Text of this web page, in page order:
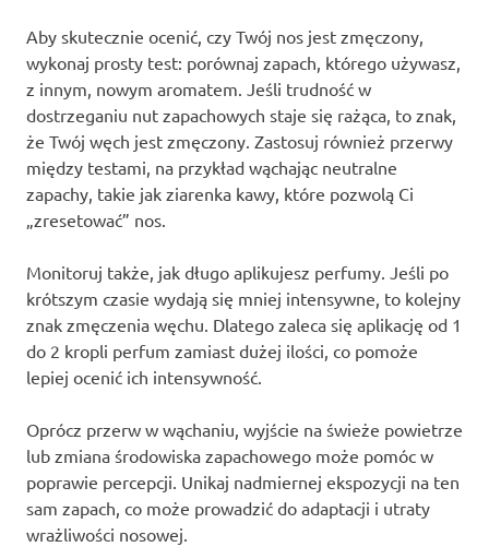
Aby skutecznie ocenić, czy Twój nos jest zmęczony,
wykonaj prosty test: porównaj zapach, którego używasz,
z innym, nowym aromatem. Jeśli trudność w
dostrzeganiu nut zapachowych staje się rażąca, to znak,
że Twój węch jest zmęczony. Zastosuj również przerwy
między testami, na przykład wąchając neutralne
zapachy, takie jak ziarenka kawy, które pozwolą Ci
„zresetować” nos.
Monitoruj także, jak długo aplikujesz perfumy. Jeśli po
krótszym czasie wydają się mniej intensywne, to kolejny
znak zmęczenia węchu. Dlatego zaleca się aplikację od 1
do 2 kropli perfum zamiast dużej ilości, co pomoże
lepiej ocenić ich intensywność.
Oprócz przerw w wąchaniu, wyjście na świeże powietrze
lub zmiana środowiska zapachowego może pomóc w
poprawie percepcji. Unikaj nadmiernej ekspozycji na ten
sam zapach, co może prowadzić do adaptacji i utraty
wrażliwości nosowej.